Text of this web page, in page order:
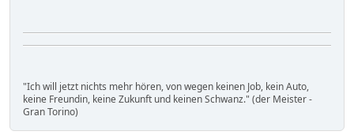
"Ich will jetzt nichts mehr hören, von wegen keinen Job, kein Auto,
keine Freundin, keine Zukunft und keinen Schwanz." (der Meister -
Gran Torino)